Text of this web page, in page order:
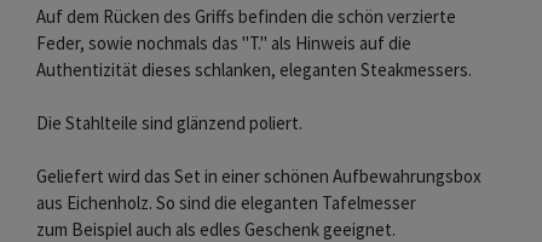
Auf dem Rücken des Griffs befinden die schön verzierte
Feder, sowie nochmals das "T." als Hinweis auf die
Authentizität dieses schlanken, eleganten Steakmessers.
Die Stahlteile sind glänzend poliert.
Geliefert wird das Set in einer schönen Aufbewahrungsbox
aus Eichenholz. So sind die eleganten Tafelmesser
zum Beispiel auch als edles Geschenk geeignet.